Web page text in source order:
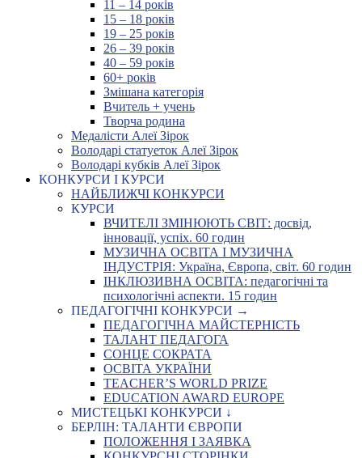
11 – 14 років
15 – 18 років
19 – 25 років
26 – 39 років
40 – 59 років
60+ років
Змішана категорія
Вчитель + учень
Творча родина
Медалісти Алеї Зірок
Володарі статуеток Алеї Зірок
Володарі кубків Алеї Зірок
КОНКУРСИ І КУРСИ
НАЙБЛИЖЧІ КОНКУРСИ
КУРСИ
ВЧИТЕЛІ ЗМІНЮЮТЬ СВІТ: досвід,
інновації, успіх. 60 годин
МУЗИЧНА ОСВІТА І МУЗИЧНА
ІНДУСТРІЯ: Україна, Європа, світ. 60 годин
ІНКЛЮЗИВНА ОСВІТА: педагогічні та
психологічні аспекти. 15 годин
ПЕДАГОГІЧНІ КОНКУРСИ →
ПЕДАГОГІЧНА МАЙСТЕРНІСТЬ
ТАЛАНТ ПЕДАГОГА
СОНЦЕ СОКРАТА
ОСВІТА УКРАЇНИ
TEACHER’S WORLD PRIZE
EDUCATION AWARD EUROPE
МИСТЕЦЬКІ КОНКУРСИ ↓
БЕРЛІН: ТАЛАНТИ ЄВРОПИ
ПОЛОЖЕННЯ І ЗАЯВКА